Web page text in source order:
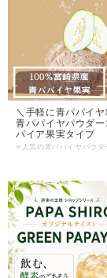
＼手軽に青パパイ
青パパイヤパウダ
パイア果実タイプ